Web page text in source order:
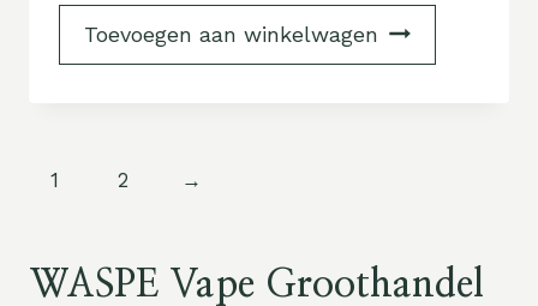
Toevoegen aan winkelwagen
1 2 →
WASPE Vape Groothandel